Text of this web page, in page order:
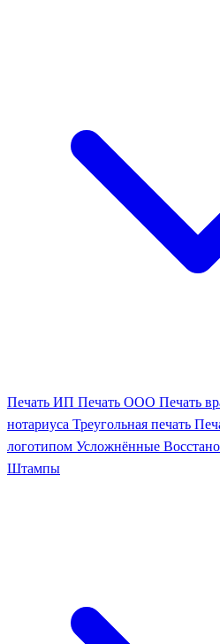
Печать ИП Печать ООО Печать
нотариуса Треугольная печать
логотипом Усложнённые
Штампы